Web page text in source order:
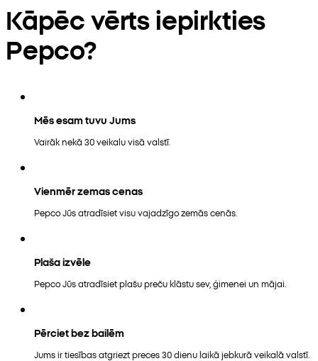
Kāpēc vērts iepirkties
Pepco?
Mēs esam tuvu Jums
Vairāk nekā 30 veikalu visā valstī.
Vienmēr zemas cenas
Pepco Jūs atradīsiet visu vajadzīgo zemās cenās.
Plaša izvēle
Pepco Jūs atradīsiet plašu preču klāstu sev, ģimenei un mājai.
Pērciet bez bailēm
Jums ir tiesības atgriezt preces 30 dienu laikā jebkurā veikalā valstī.